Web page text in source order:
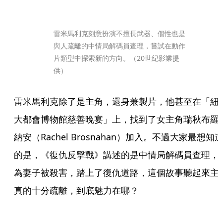
雷米馬利克刻意扮演不擅長武器、個性也是
與人疏離的中情局解碼員查理，嘗試在動作
片類型中探索新的方向。（20世紀影業提
供）
雷米馬利克除了是主角，還身兼製片，他甚至在「紐
大都會博物館慈善晚宴」上，找到了女主角瑞秋布羅
納安（Rachel Brosnahan）加入。不過大家最想知
的是，《復仇反擊戰》講述的是中情局解碼員查理，
為妻子被殺害，踏上了復仇道路，這個故事聽起來主
真的十分疏離，到底魅力在哪？